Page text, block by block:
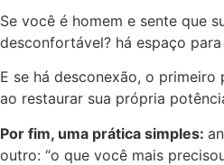
Se você é homem e sente que
desconfortável? há espaço
E se há desconexão, o
ao restaurar sua própria
Por fim, uma prática simples:
outro: “o que você mais